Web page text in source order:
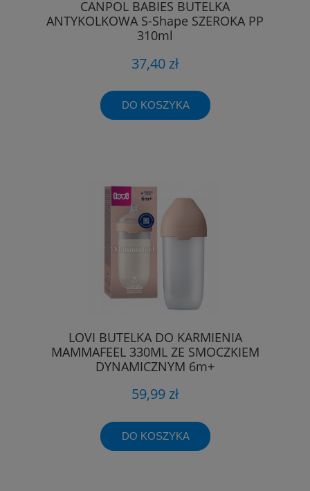
CANPOL BABIES BUTELKA
ANTYKOLKOWA S-Shape SZEROKA PP
310ml
37,40 zł
DO KOSZYKA
LOVI BUTELKA DO KARMIENIA
MAMMAFEEL 330ML ZE SMOCZKIEM
DYNAMICZNYM 6m+
59,99 zł
DO KOSZYKA